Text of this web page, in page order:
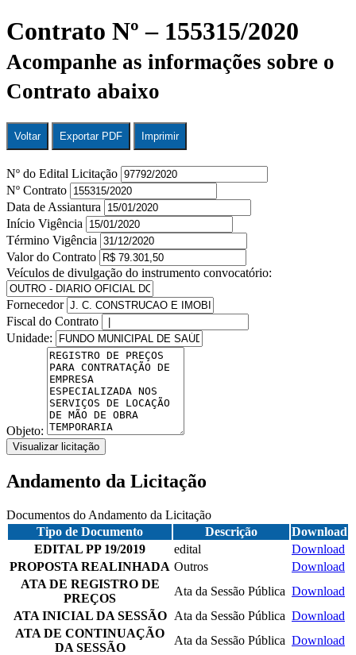
Contrato Nº – 155315/2020
Acompanhe as informações sobre o
Contrato abaixo
Voltar Exportar PDF Imprimir
Nº do Edital Licitação
Nº Contrato
Data de Assiantura
Início Vigência
Término Vigência
Valor do Contrato
Veículos de divulgação do instrumento convocatório:
Fornecedor
Fiscal do Contrato
Unidade:
Objeto:
Visualizar licitação
Andamento da Licitação
Documentos do Andamento da Licitação
Tipo de Documento
Descrição
Download
EDITAL PP 19/2019
edital
Download
PROPOSTA REALINHADA Outros
Download
ATA DE REGISTRO DE
PREÇOS
Ata da Sessão Pública Download
ATA INICIAL DA SESSÃO
Ata da Sessão Pública Download
ATA DE CONTINUAÇÃO
DA SESSÃO
Ata da Sessão Pública Download